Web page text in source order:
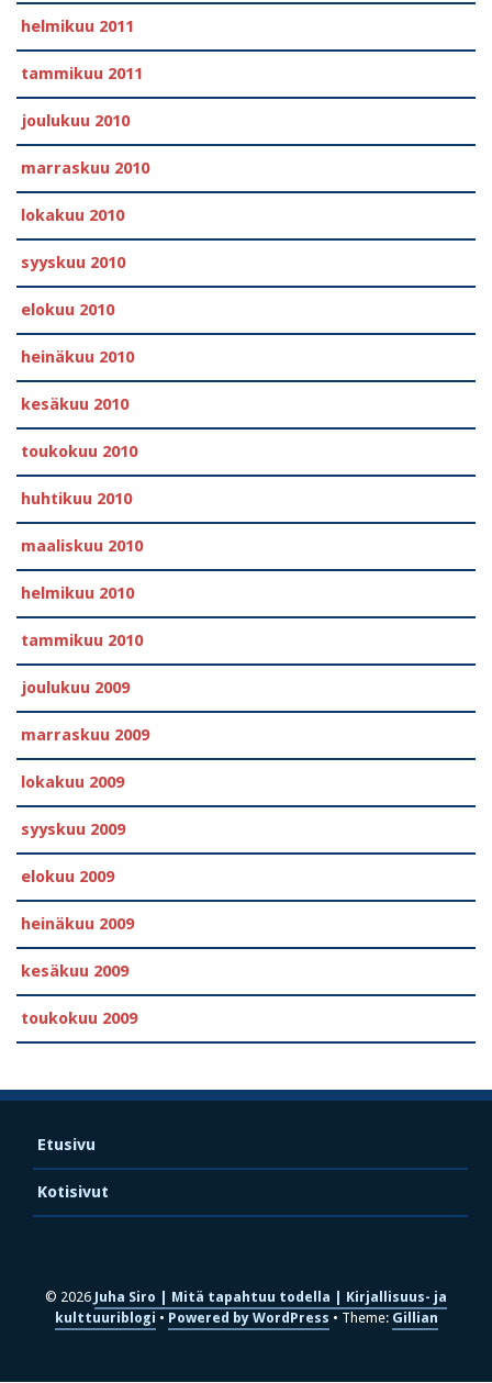
helmikuu 2011
tammikuu 2011
joulukuu 2010
marraskuu 2010
lokakuu 2010
syyskuu 2010
elokuu 2010
heinäkuu 2010
kesäkuu 2010
toukokuu 2010
huhtikuu 2010
maaliskuu 2010
helmikuu 2010
tammikuu 2010
joulukuu 2009
marraskuu 2009
lokakuu 2009
syyskuu 2009
elokuu 2009
heinäkuu 2009
kesäkuu 2009
toukokuu 2009
Etusivu
Kotisivut
© 2026 Juha Siro | Mitä tapahtuu todella | Kirjallisuus- ja
kulttuuriblogi
Powered by WordPress Theme: Gillian